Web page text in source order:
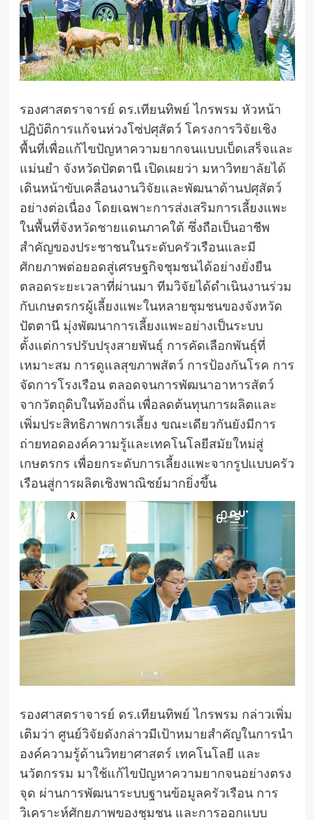
รองศาสตราจารย์ ดร.เทียนทิพย์ ไกรพรม หัวหน้า
ปฏิบัติการแก้จนห่วงโซ่ปศุสัตว์ โครงการวิจัยเชิง
พื้นที่เพื่อแก้ไขปัญหาความยากจนแบบเบ็ดเสร็จและ
แม่นยำ จังหวัดปัตตานี เปิดเผยว่า มหาวิทยาลัยได้
เดินหน้าขับเคลื่อนงานวิจัยและพัฒนาด้านปศุสัตว์
อย่างต่อเนื่อง โดยเฉพาะการส่งเสริมการเลี้ยงแพะ
ในพื้นที่จังหวัดชายแดนภาคใต้ ซึ่งถือเป็นอาชีพ
สำคัญของประชาชนในระดับครัวเรือนและมี
ศักยภาพต่อยอดสู่เศรษฐกิจชุมชนได้อย่างยั่งยืน
ตลอดระยะเวลาที่ผ่านมา ทีมวิจัยได้ดำเนินงานร่วม
กับเกษตรกรผู้เลี้ยงแพะในหลายชุมชนของจังหวัด
ปัตตานี มุ่งพัฒนาการเลี้ยงแพะอย่างเป็นระบบ
ตั้งแต่การปรับปรุงสายพันธุ์ การคัดเลือกพันธุ์ที่
เหมาะสม การดูแลสุขภาพสัตว์ การป้องกันโรค การ
จัดการโรงเรือน ตลอดจนการพัฒนาอาหารสัตว์
จากวัตถุดิบในท้องถิ่น เพื่อลดต้นทุนการผลิตและ
เพิ่มประสิทธิภาพการเลี้ยง ขณะเดียวกันยังมีการ
ถ่ายทอดองค์ความรู้และเทคโนโลยีสมัยใหม่สู่
เกษตรกร เพื่อยกระดับการเลี้ยงแพะจากรูปแบบครัว
เรือนสู่การผลิตเชิงพาณิชย์มากยิ่งขึ้น
รองศาสตราจารย์ ดร.เทียนทิพย์ ไกรพรม กล่าวเพิ่ม
เติมว่า ศูนย์วิจัยดังกล่าวมีเป้าหมายสำคัญในการนำ
องค์ความรู้ด้านวิทยาศาสตร์ เทคโนโลยี และ
นวัตกรรม มาใช้แก้ไขปัญหาความยากจนอย่างตรง
จุด ผ่านการพัฒนาระบบฐานข้อมูลครัวเรือน การ
วิเคราะห์ศักยภาพของชุมชน และการออกแบบ